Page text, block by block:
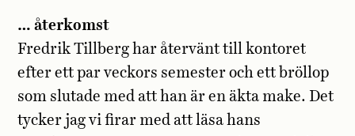
… återkomst
Fredrik Tillberg har återvänt till kontoret
efter ett par veckors semester och ett bröllop
som slutade med att han är en äkta make. Det
tycker jag vi firar med att läsa hans